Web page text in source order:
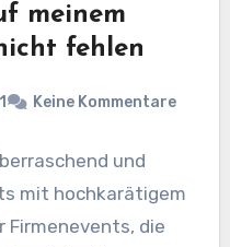
meinem
fehlen
Keine Kommentare
und
mit hochkarätigem
die